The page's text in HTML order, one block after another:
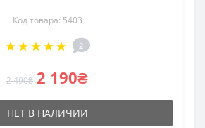
Код товара: 5403
2
2 490₴ 2 190₴
НЕТ В НАЛИЧИИ